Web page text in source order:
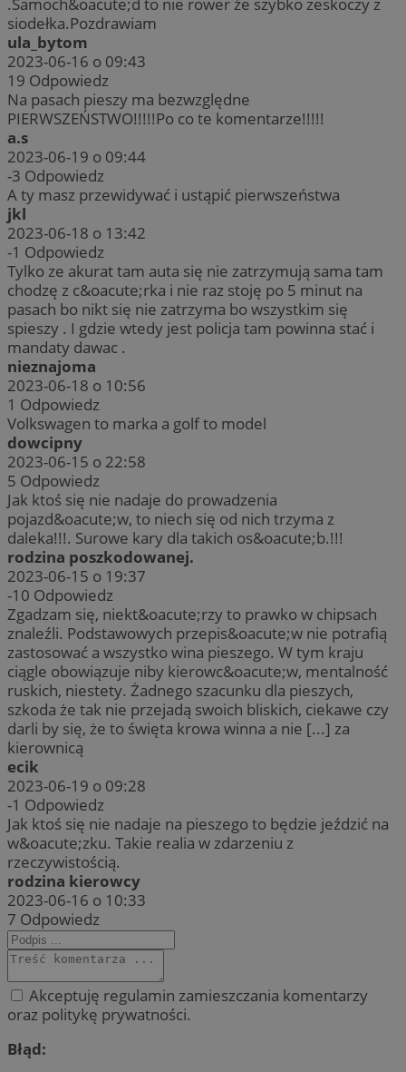
.Samoch&oacute;d to nie rower że szybko zeskoczy z
siodełka.Pozdrawiam
ula_bytom
2023-06-16 o 09:43
19 Odpowiedz
Na pasach pieszy ma bezwzględne
PIERWSZEŃSTWO!!!!!Po co te komentarze!!!!!
a.s
2023-06-19 o 09:44
-3 Odpowiedz
A ty masz przewidywać i ustąpić pierwszeństwa
jkl
2023-06-18 o 13:42
-1 Odpowiedz
Tylko ze akurat tam auta się nie zatrzymują sama tam
chodzę z c&oacute;rka i nie raz stoję po 5 minut na
pasach bo nikt się nie zatrzyma bo wszystkim się
spieszy . I gdzie wtedy jest policja tam powinna stać i
mandaty dawac .
nieznajoma
2023-06-18 o 10:56
1 Odpowiedz
Volkswagen to marka a golf to model
dowcipny
2023-06-15 o 22:58
5 Odpowiedz
Jak ktoś się nie nadaje do prowadzenia
pojazd&oacute;w, to niech się od nich trzyma z
daleka!!!. Surowe kary dla takich os&oacute;b.!!!
rodzina poszkodowanej.
2023-06-15 o 19:37
-10 Odpowiedz
Zgadzam się, niekt&oacute;rzy to prawko w chipsach
znaleźli. Podstawowych przepis&oacute;w nie potrafią
zastosować a wszystko wina pieszego. W tym kraju
ciągle obowiązuje niby kierowc&oacute;w, mentalność
ruskich, niestety. Żadnego szacunku dla pieszych,
szkoda że tak nie przejadą swoich bliskich, ciekawe czy
darli by się, że to święta krowa winna a nie [...] za
kierownicą
ecik
2023-06-19 o 09:28
-1 Odpowiedz
Jak ktoś się nie nadaje na pieszego to będzie jeździć na
w&oacute;zku. Takie realia w zdarzeniu z
rzeczywistością.
rodzina kierowcy
2023-06-16 o 10:33
7 Odpowiedz
Akceptuję regulamin zamieszczania komentarzy
oraz politykę prywatności.
Błąd: